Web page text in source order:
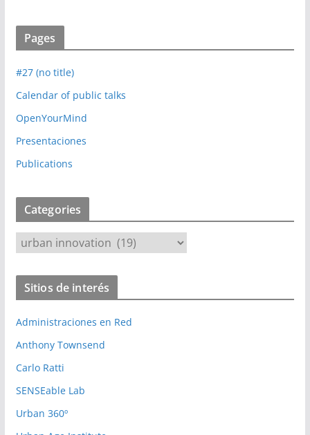
Pages
#27 (no title)
Calendar of public talks
OpenYourMind
Presentaciones
Publications
Categories
a
t
o
r
s
Sitios de interés
Administraciones en Red
Anthony Townsend
Carlo Ratti
SENSEable Lab
Urban 360º